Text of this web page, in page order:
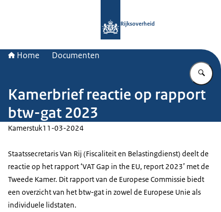
Rijksoverheid
Home Documenten
Kamerbrief reactie op rapport
btw-gat 2023
Kamerstuk11-03-2024
Staatssecretaris Van Rij (Fiscaliteit en Belastingdienst) deelt de
reactie op het rapport ‘VAT Gap in the EU, report 2023’ met de
Tweede Kamer. Dit rapport van de Europese Commissie biedt
een overzicht van het btw-gat in zowel de Europese Unie als
individuele lidstaten.